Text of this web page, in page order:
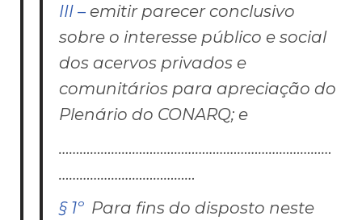
III – emitir parecer conclusivo
sobre o interesse público e social
dos acervos privados e
comunitários para apreciação do
Plenário do CONARQ; e
……………………………………………………………………
…………………………………
§ 1ºPara fins do disposto neste